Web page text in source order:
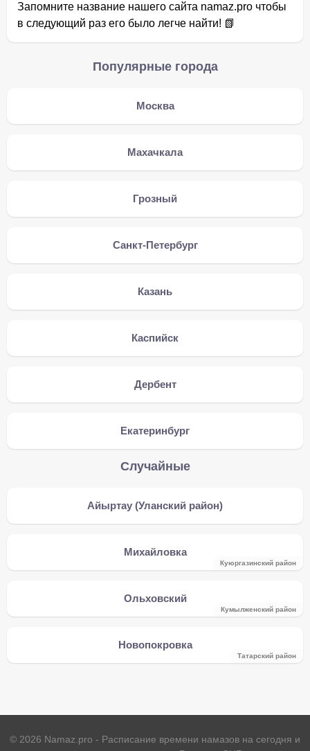
Запомните название нашего сайта namaz.pro чтобы
в следующий раз его было легче найти! 📗
Популярные города
Москва
Махачкала
Грозный
Санкт-Петербург
Казань
Каспийск
Дербент
Екатеринбург
Случайные
Айыртау (Уланский район)
Михайловка
Куюргазинский район
Ольховский
Кумылженский район
Новопокровка
Татарский район
© 2026 Namaz.pro - Расписание времени намазов на сегодня и